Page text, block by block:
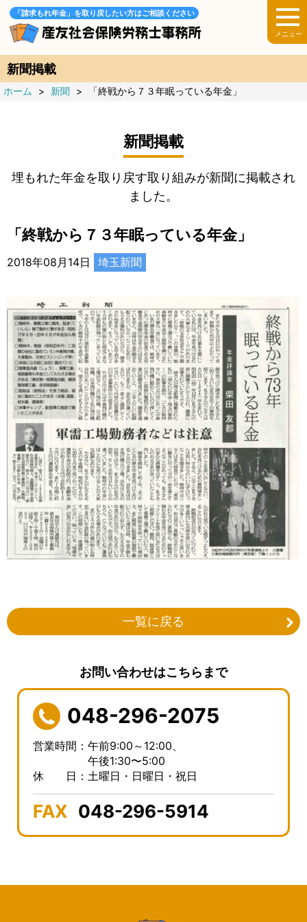
「請求もれ年金」を取り戻したい方はご相談ください
新聞掲載
ホーム > 新聞 > 「終戦から７３年眠っている年金」
新聞掲載
埋もれた年金を取り戻す取り組みが新聞に掲載され
ました。
「終戦から７３年眠っている年金」
2018年08月14日 埼玉新聞
一覧に戻る
お問い合わせはこちらまで
048-296-2075
営業時間：午前9:00～12:00、
午後1:30〜5:00
休 日：土曜日・日曜日・祝日
FAX 048-296-5914